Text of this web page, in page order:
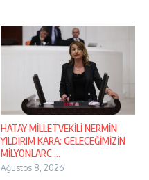
HATAY MİLLETVEKİLİ NERMİN
YILDIRIM KARA: GELECEĞİMİZİN
MİLYONLARC ...
Ağustos 8, 2026